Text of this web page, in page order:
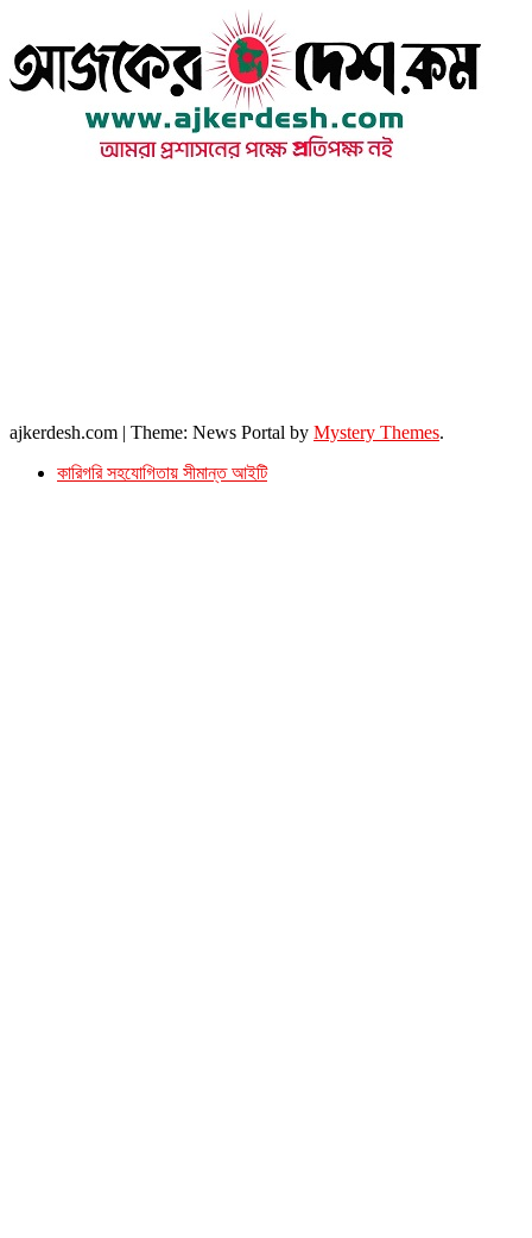
ajkerdesh.com | Theme: News Portal by Mystery Themes.
কারিগরি সহযোগিতায় সীমান্ত আইটি